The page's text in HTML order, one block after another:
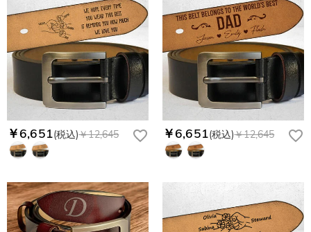
￥6,651(税込)￥12,645 ￥6,651(税込)￥12,645